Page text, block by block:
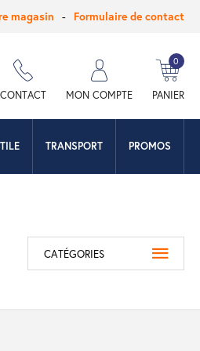
magasin Formulaire de contact
CONTACT MON COMPTE PANIER
0
TRANSPORT PROMOS
CATÉGORIES